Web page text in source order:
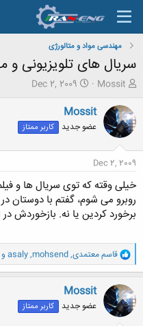
مهندسی مواد و متالورژی
سریال های تلویزیونی و
ش
و
ع
ک
ه
م
و
ض
ع
Mossit
ت
ر
خ
ع
Dec 2, 2009
Mossit
عضو جدید کاربر ممتاز
Dec 2, 2009
خیلی وقته که توی سریال ها و
روبرو می شوم، گفتم با دوستان
برخورد کردین یا نه. بازخوردش
و
ا
ک
ن
ش
ه
ا
قاسم معتمدی,
mohsend
,
asaly و 1 شخص دیگر
Mossit
عضو جدید کاربر ممتاز